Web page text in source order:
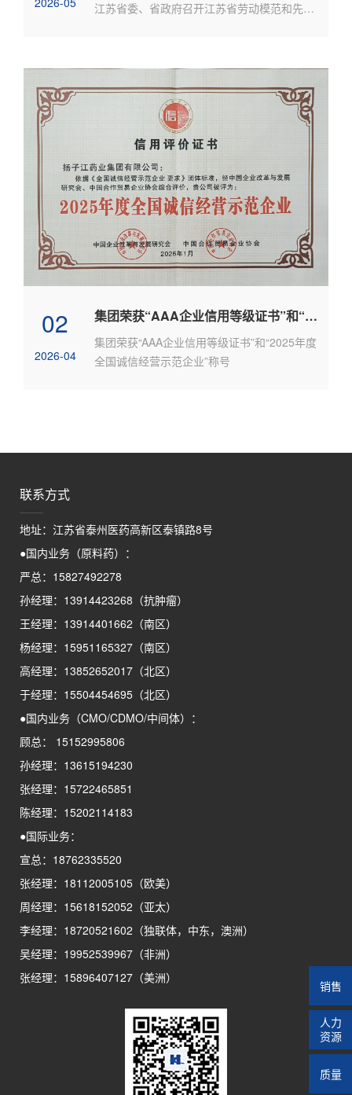
江苏省委、省政府召开江苏省劳动模范和先进
02
2026-04
集团荣获“AAA企业信用等级证书”和“2025年度全国诚信经营示范企业”称号
集团荣获“AAA企业信用等级证书”和“2025年度
全国诚信经营示范企业”称号
联系方式
地址：江苏省泰州医药高新区泰镇路8号
●国内业务（原料药）：
严总：15827492278
孙经理：13914423268（抗肿瘤）
王经理：13914401662（南区）
杨经理：15951165327（南区）
高经理：13852652017（北区）
于经理：15504454695（北区）
●国内业务（CMO/CDMO/中间体）：
顾总： 15152995806
孙经理：13615194230
张经理：15722465851
陈经理：15202114183
●国际业务：
宣总：18762335520
张经理：18112005105（欧美）
周经理：15618152052（亚太）
李经理：18720521602（独联体，中东，澳洲）
吴经理：19952539967（非洲）
张经理：15896407127（美洲）
销售
人力
资源
质量